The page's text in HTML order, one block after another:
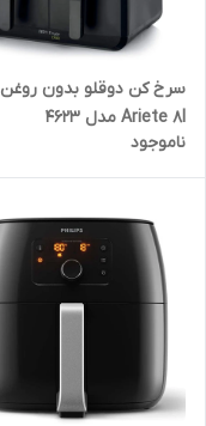
سرخ کن دوقلو بدون روغن
Ariete 8l مدل 4623
ناموجود